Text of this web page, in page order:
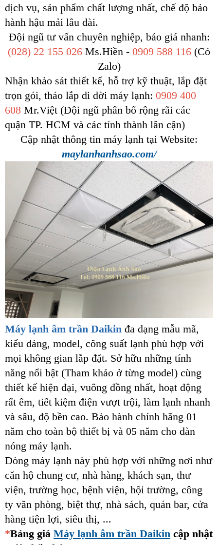
dịch vụ, sản phẩm chất lượng nhất, chế độ bảo
hành hậu mải lâu dài.
Đội ngũ tư vấn chuyên nghiệp, báo giá nhanh:
(028) 22 155 026 Ms.Hiền - 0909 588 116 (Có
Zalo)
Nhận khảo sát thiết kế, hỗ trợ kỹ thuật, lắp đặt
trọn gói, tháo lắp di dời máy lạnh: 0909 400
608 Mr.Việt (Đội ngũ phân bố rộng rãi các
quận TP. HCM và các tỉnh thành lân cận)
Cập nhật thông tin máy lạnh tại Website:
maylanhanhsao.com/
Máy lạnh âm trần Daikin đa dạng mẫu mã,
kiểu dáng, model, công suất lạnh phù hợp với
mọi không gian lắp đặt. Sở hữu những tính
năng nổi bật (Tham khảo ở từng model) cùng
thiết kế hiện đại, vuông đồng nhất, hoạt động
rất êm, tiết kiệm điện vượt trội, làm lạnh nhanh
và sâu, độ bền cao. Bảo hành chính hãng 01
năm cho toàn bộ thiết bị và 05 năm cho dàn
nóng máy lạnh.
Dòng máy lạnh này phù hợp với những nơi như
căn hộ chung cư, nhà hàng, khách sạn, thư
viện, trường học, bệnh viện, hội trường, công
ty văn phòng, biệt thự, nhà sách, quán bar, cửa
hàng tiện lợi, siêu thị, ...
*Bảng giá Máy lạnh âm trần Daikin cập nhật